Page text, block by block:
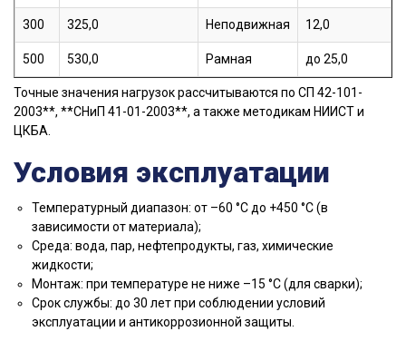
300 325,0 Неподвижная 12,0
500 530,0 Рамная до 25,0
Точные значения нагрузок рассчитываются по СП 42-101-
2003**, **СНиП 41-01-2003**, а также методикам НИИСТ и
ЦКБА.
Условия эксплуатации
Температурный диапазон: от –60 °C до +450 °C (в
зависимости от материала);
Среда: вода, пар, нефтепродукты, газ, химические
жидкости;
Монтаж: при температуре не ниже –15 °C (для сварки);
Срок службы: до 30 лет при соблюдении условий
эксплуатации и антикоррозионной защиты.